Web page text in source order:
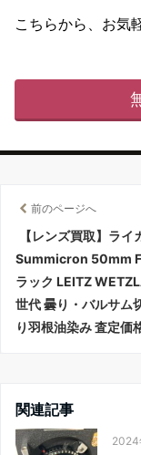
こちらから、お気
前のページへ
【レンズ買取】ライ
Summicron 50mm
ラック LEITZ
世代 曇り・バルサム
り羽根油染み 査定価
関連記事
2024